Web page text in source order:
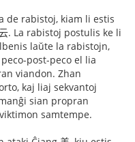
de rabistoj, kiam li estis
. La rabistoj postulis ke li
laŭte la rabistojn,
post-peco el lia
viandon. Zhan
kaj liaj sekvantoj
sian propran
samtempe.